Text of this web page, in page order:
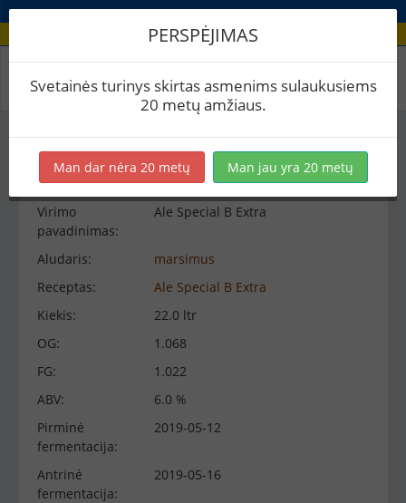
Virimo peržiūra
−
Virimo informacija
Virimo
pavadinimas:
Ale Special B Extra
Aludaris:
marsimus
Receptas:
Ale Special B Extra
Kiekis:
22.0 ltr
OG:
1.068
FG:
1.022
ABV:
6.0 %
Pirminė
fermentacija:
2019-05-12
Antrinė
fermentacija:
2019-05-16
PERSPĖJIMAS
Svetainės turinys skirtas asmenims sulaukusiems
20 metų amžiaus.
Man dar nėra 20 metų Man jau yra 20 metų